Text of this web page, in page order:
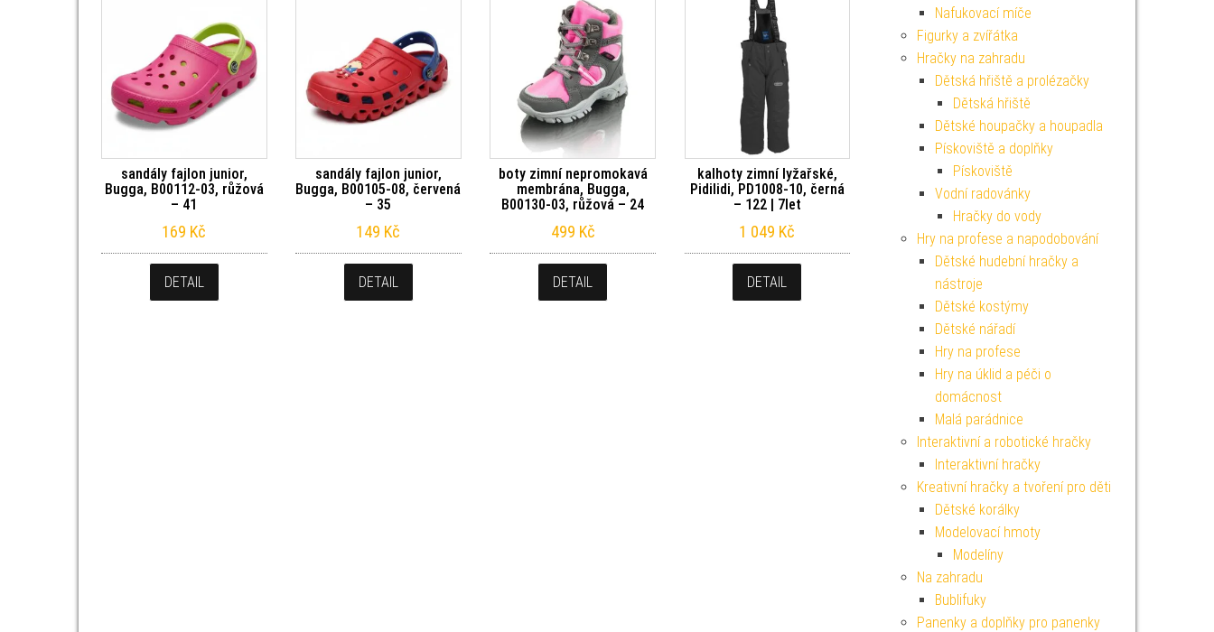
sandály fajlon junior,
Bugga, B00112-03, růžová
– 41
169 Kč
DETAIL
sandály fajlon junior,
Bugga, B00105-08, červená
– 35
149 Kč
DETAIL
boty zimní nepromokavá
membrána, Bugga,
B00130-03, růžová – 24
499 Kč
DETAIL
kalhoty zimní lyžařské,
Pidilidi, PD1008-10, černá
– 122 | 7let
1 049 Kč
DETAIL
Nafukovací míče
Figurky a zvířátka
Hračky na zahradu
Dětská hřiště a prolézačky
Dětská hřiště
Dětské houpačky a houpadla
Pískoviště a doplňky
Pískoviště
Vodní radovánky
Hračky do vody
Hry na profese a napodobování
Dětské hudební hračky a
nástroje
Dětské kostýmy
Dětské nářadí
Hry na profese
Hry na úklid a péči o
domácnost
Malá parádnice
Interaktivní a robotické hračky
Interaktivní hračky
Kreativní hračky a tvoření pro děti
Dětské korálky
Modelovací hmoty
Modelíny
Na zahradu
Bublifuky
Panenky a doplňky pro panenky